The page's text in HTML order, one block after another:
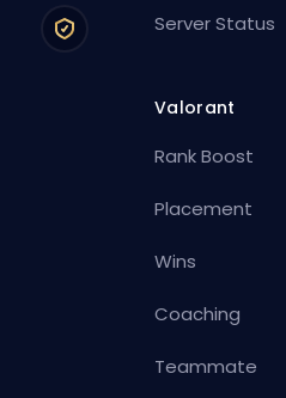
Server Status
Valorant
Rank Boost
Placement
Wins
Coaching
Teammate